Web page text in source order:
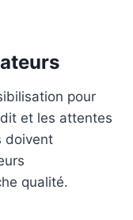
pour
et les attentes
doivent
qualité.